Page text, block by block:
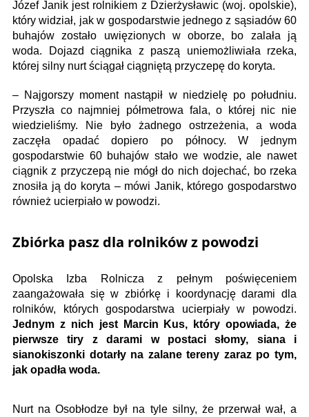
Józef Janik jest rolnikiem z Dzierżysławic (woj. opolskie),
który widział, jak w gospodarstwie jednego z sąsiadów 60
buhajów zostało uwięzionych w oborze, bo zalała ją
woda. Dojazd ciągnika z paszą uniemożliwiała rzeka,
której silny nurt ściągał ciągniętą przyczepę do koryta.
– Najgorszy moment nastąpił w niedzielę po południu.
Przyszła co najmniej półmetrowa fala, o której nic nie
wiedzieliśmy. Nie było żadnego ostrzeżenia, a woda
zaczęła opadać dopiero po północy. W jednym
gospodarstwie 60 buhajów stało we wodzie, ale nawet
ciągnik z przyczepą nie mógł do nich dojechać, bo rzeka
znosiła ją do koryta – mówi Janik, którego gospodarstwo
również ucierpiało w powodzi.
Zbiórka pasz dla rolników z powodzi
Opolska Izba Rolnicza z pełnym poświęceniem
zaangażowała się w zbiórkę i koordynację darami dla
rolników, których gospodarstwa ucierpiały w powodzi.
Jednym z nich jest Marcin Kus, który opowiada, że
pierwsze tiry z darami w postaci słomy, siana i
sianokiszonki dotarły na zalane tereny zaraz po tym,
jak opadła woda.
Nurt na Osobłodze był na tyle silny, że przerwał wał, a